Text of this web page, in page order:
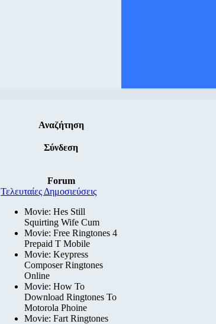
Αναζήτηση
Σύνδεση
Forum
Τελευταίες Δημοσιεύσεις
Movie: Hes Still
Squirting Wife Cum
Movie: Free Ringtones 4
Prepaid T Mobile
Movie: Keypress
Composer Ringtones
Online
Movie: How To
Download Ringtones To
Motorola Phoine
Movie: Fart Ringtones